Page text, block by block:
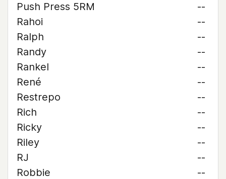
Push Press 5RM
--
Rahoi
--
Ralph
--
Randy
--
Rankel
--
René
--
Restrepo
--
Rich
--
Ricky
--
Riley
--
RJ
--
Robbie
--